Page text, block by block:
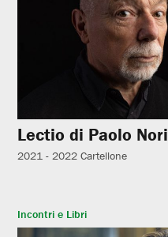
Lectio di Paolo Nori
2021 - 2022 Cartellone
Incontri e Libri